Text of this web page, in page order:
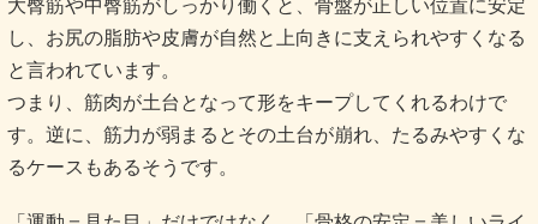
大臀筋や中臀筋がしっかり働くと、骨盤が正しい位置に安定
し、お尻の脂肪や皮膚が自然と上向きに支えられやすくなる
と言われています。
つまり、筋肉が土台となって形をキープしてくれるわけで
す。逆に、筋力が弱まるとその土台が崩れ、たるみやすくな
るケースもあるそうです。